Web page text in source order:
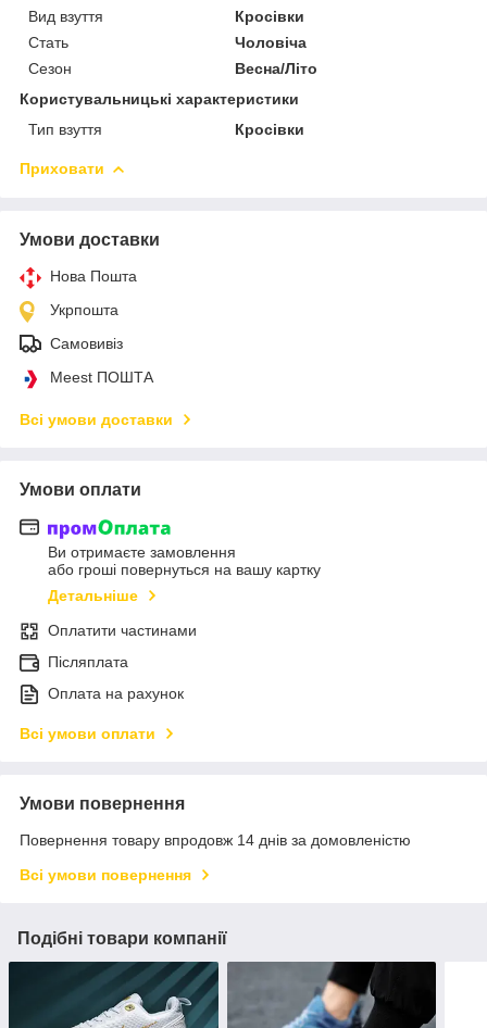
Вид взуття
Кросівки
Стать
Чоловіча
Сезон
Весна/Літо
Користувальницькі характеристики
Тип взуття
Кросівки
Приховати
Умови доставки
Нова Пошта
Укрпошта
Самовивіз
Meest ПОШТА
Всі умови доставки
Умови оплати
Ви отримаєте замовлення
або гроші повернуться на вашу картку
Детальніше
Оплатити частинами
Післяплата
Оплата на рахунок
Всі умови оплати
Умови повернення
Повернення товару впродовж 14 днів за домовленістю
Всі умови повернення
Подібні товари компанії